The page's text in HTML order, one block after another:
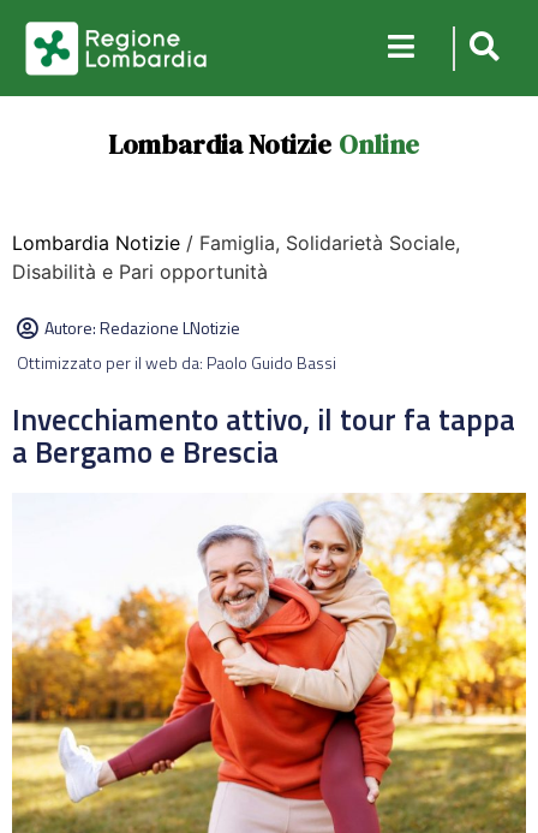
Lombardia Notizie Online
Lombardia Notizie / Famiglia, Solidarietà Sociale,
Disabilità e Pari opportunità
Autore:Redazione LNotizie
Ottimizzato per il web da: Paolo Guido Bassi
Invecchiamento attivo, il tour fa tappa
a Bergamo e Brescia